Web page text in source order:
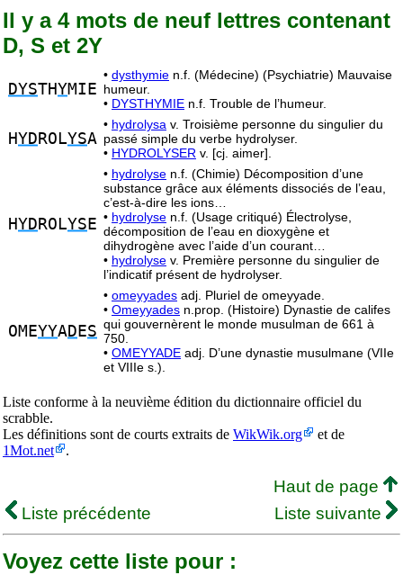
Il y a 4 mots de neuf lettres contenant
D, S et 2Y
DYSTHYMIE
• dysthymie n.f. (Médecine) (Psychiatrie) Mauvaise
humeur.
• DYSTHYMIE n.f. Trouble de l’humeur.
HYD ROLYSA
• hydrolysa v. Troisième personne du singulier du
passé simple du verbe hydrolyser.
• HYDROLYSER v. [cj. aimer].
HYD ROLYS E
• hydrolyse n.f. (Chimie) Décomposition d’une
substance grâce aux éléments dissociés de l’eau,
c’est-à-dire les ions…
• hydrolyse n.f. (Usage critiqué) Électrolyse,
décomposition de l’eau en dioxygène et
dihydrogène avec l’aide d’un courant…
• hydrolyse v. Première personne du singulier de
l’indicatif présent de hydrolyser.
OMEYYAD ES
• omeyyades adj. Pluriel de omeyyade.
• Omeyyades n.prop. (Histoire) Dynastie de califes
qui gouvernèrent le monde musulman de 661 à
750.
• OMEYYADE adj. D’une dynastie musulmane (VIIe
et VIIIe s.).
Liste conforme à la neuvième édition du dictionnaire officiel du
scrabble.
Les définitions sont de courts extraits de WikWik.org
et de
1Mot.net
.
Haut de page
Liste précédente
Liste suivante
Voyez cette liste pour :